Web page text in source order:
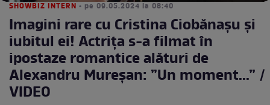
SHOWBIZ INTERN • pe 09.05.2024 la 08:40
Imagini rare cu Cristina Ciobănașu și
iubitul ei! Actrița s-a filmat în
ipostaze romantice alături de
Alexandru Mureșan: ”Un moment...” /
VIDEO